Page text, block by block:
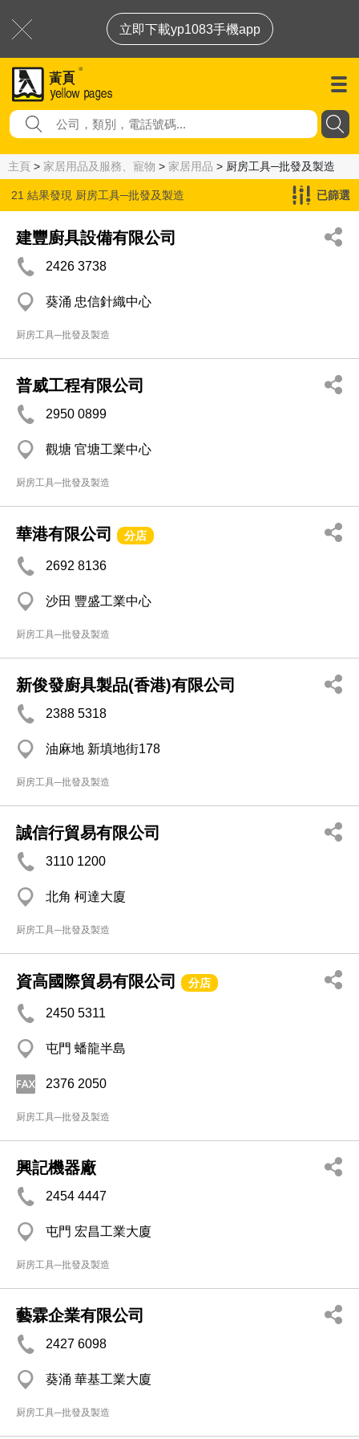
立即下載yp1083手機app
主頁 > 家居用品及服務、寵物 > 家居用品 > 厨房工具─批發及製造
21 結果發現 厨房工具─批發及製造 已篩選
建豐廚具設備有限公司
2426 3738
葵涌 忠信針織中心
厨房工具─批發及製造
普威工程有限公司
2950 0899
觀塘 官塘工業中心
厨房工具─批發及製造
華港有限公司 分店
2692 8136
沙田 豐盛工業中心
厨房工具─批發及製造
新俊發廚具製品(香港)有限公司
2388 5318
油麻地 新填地街178
厨房工具─批發及製造
誠信行貿易有限公司
3110 1200
北角 柯達大廈
厨房工具─批發及製造
資高國際貿易有限公司 分店
2450 5311
屯門 蟠龍半島
2376 2050
厨房工具─批發及製造
興記機器廠
2454 4447
屯門 宏昌工業大廈
厨房工具─批發及製造
藝霖企業有限公司
2427 6098
葵涌 華基工業大廈
厨房工具─批發及製造